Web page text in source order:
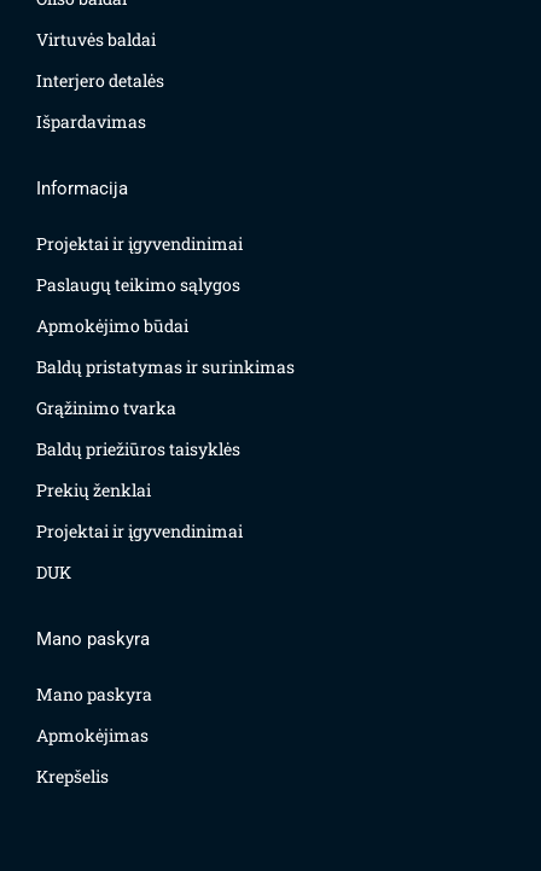
Virtuvės baldai
Interjero detalės
Išpardavimas
Informacija
Projektai ir įgyvendinimai
Paslaugų teikimo sąlygos
Apmokėjimo būdai
Baldų pristatymas ir surinkimas
Grąžinimo tvarka
Baldų priežiūros taisyklės
Prekių ženklai
Projektai ir įgyvendinimai
DUK
Mano paskyra
Mano paskyra
Apmokėjimas
Krepšelis